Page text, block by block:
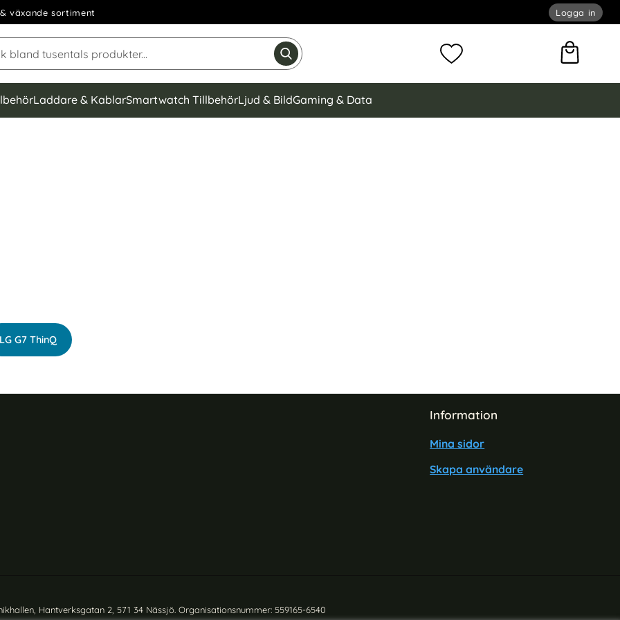
växande sortiment Logga in
Sök på Narse Group AB Genomför sökning Mina favoriter
Laddare & KablarSmartwatch TillbehörLjud & BildGaming & Data
LG G7 ThinQ
Information
Mina sidor
Skapa användare
Hantverksgatan 2, 571 34 Nässjö. Organisationsnummer: 559165-6540